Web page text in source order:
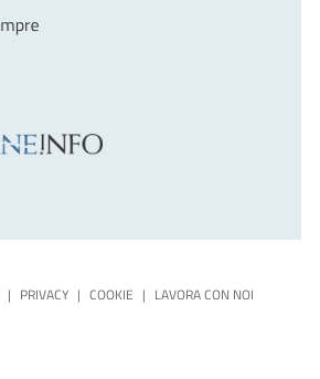
| PRIVACY | COOKIE | LAVORA CON NOI